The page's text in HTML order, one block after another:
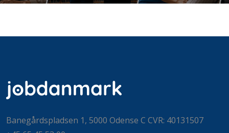
Banegårdspladsen 1, 5000 Odense C CVR: 40131507